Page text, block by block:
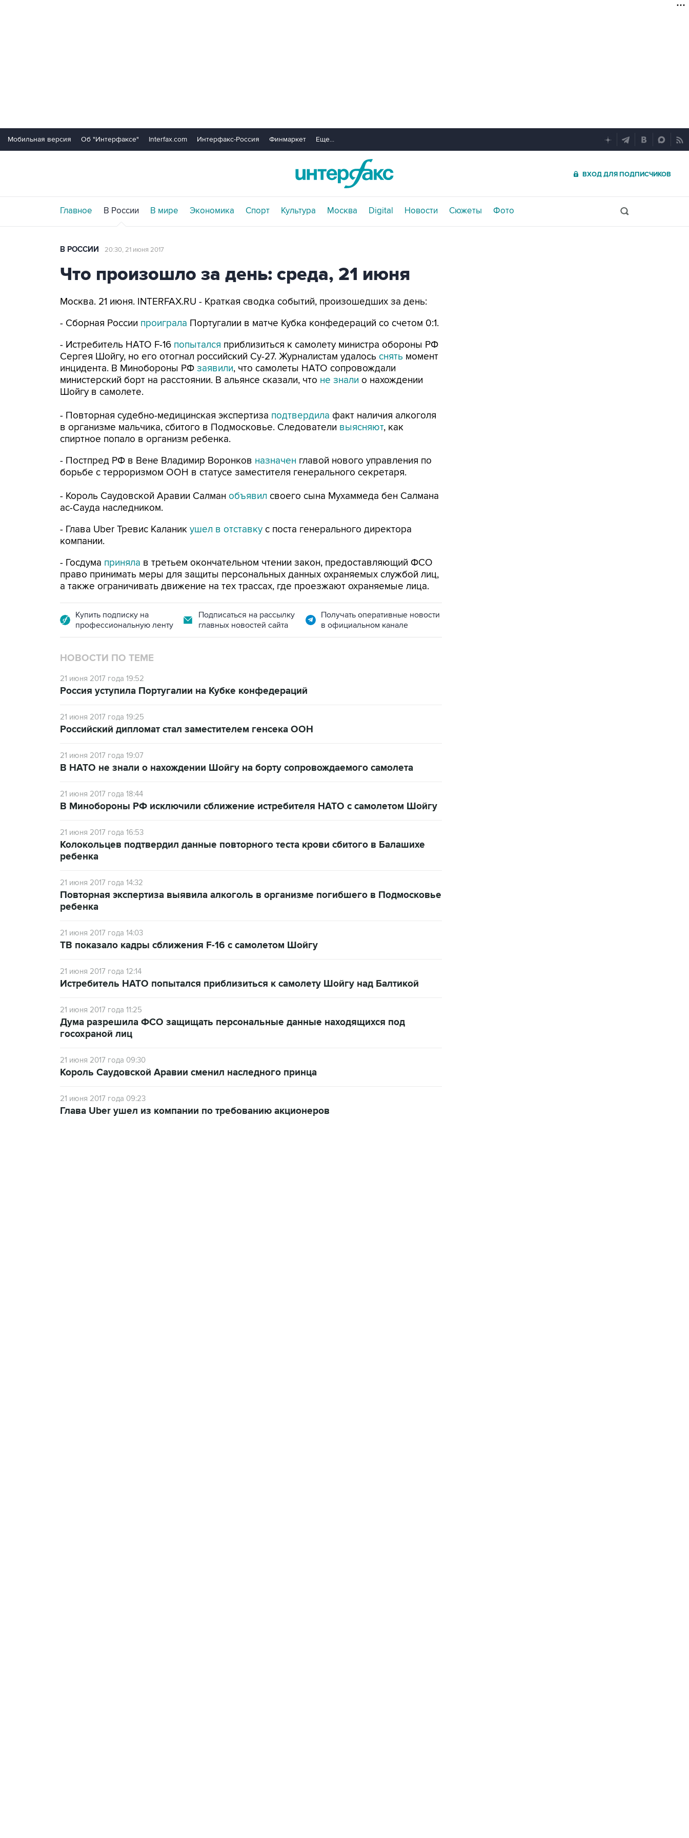
Мобильная версия Об "Интерфаксе" Interfax.com Интерфакс-Россия Финмаркет Еще...
ВХОД ДЛЯ ПОДПИСЧИКОВ
Главное В России В мире Экономика Спорт Культура Москва Digital Новости Сюжеты Фото
В РОССИИ 20:30, 21 июня 2017
Что произошло за день: среда, 21 июня
Москва. 21 июня. INTERFAX.RU - Краткая сводка событий, произошедших за день:
- Сборная России проиграла Португалии в матче Кубка конфедераций со счетом 0:1.
- Истребитель НАТО F-16 попытался приблизиться к самолету министра обороны РФ
Сергея Шойгу, но его отогнал российский Су-27. Журналистам удалось снять момент
инцидента. В Минобороны РФ заявили, что самолеты НАТО сопровождали
министерский борт на расстоянии. В альянсе сказали, что не знали о нахождении
Шойгу в самолете.
- Повторная судебно-медицинская экспертиза подтвердила факт наличия алкоголя
в организме мальчика, сбитого в Подмосковье. Следователи выясняют, как
спиртное попало в организм ребенка.
- Постпред РФ в Вене Владимир Воронков назначен главой нового управления по
борьбе с терроризмом ООН в статусе заместителя генерального секретаря.
- Король Саудовской Аравии Салман объявил своего сына Мухаммеда бен Салмана
ас-Сауда наследником.
- Глава Uber Тревис Каланик ушел в отставку с поста генерального директора
компании.
- Госдума приняла в третьем окончательном чтении закон, предоставляющий ФСО
право принимать меры для защиты персональных данных охраняемых службой лиц,
а также ограничивать движение на тех трассах, где проезжают охраняемые лица.
Купить подписку на
профессиональную ленту
Подписаться на рассылку
главных новостей сайта
Получать оперативные новости
в официальном канале
НОВОСТИ ПО ТЕМЕ
21 июня 2017 года 19:52
Россия уступила Португалии на Кубке конфедераций
21 июня 2017 года 19:25
Российский дипломат стал заместителем генсека ООН
21 июня 2017 года 19:07
В НАТО не знали о нахождении Шойгу на борту сопровождаемого самолета
21 июня 2017 года 18:44
В Минобороны РФ исключили сближение истребителя НАТО с самолетом Шойгу
21 июня 2017 года 16:53
Колокольцев подтвердил данные повторного теста крови сбитого в Балашихе
ребенка
21 июня 2017 года 14:32
Повторная экспертиза выявила алкоголь в организме погибшего в Подмосковье
ребенка
21 июня 2017 года 14:03
ТВ показало кадры сближения F-16 с самолетом Шойгу
21 июня 2017 года 12:14
Истребитель НАТО попытался приблизиться к самолету Шойгу над Балтикой
21 июня 2017 года 11:25
Дума разрешила ФСО защищать персональные данные находящихся под
госохраной лиц
21 июня 2017 года 09:30
Король Саудовской Аравии сменил наследного принца
21 июня 2017 года 09:23
Глава Uber ушел из компании по требованию акционеров